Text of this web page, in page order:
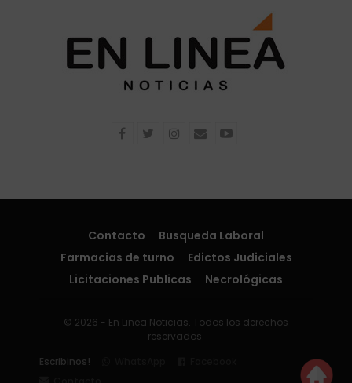
Contacto
Busqueda Laboral
Farmacias de turno
Edictos Judiciales
Licitaciones Publicas
Necrológicas
© 2026 - En Linea Noticias. Todos los derechos
reservados.
Escribinos!